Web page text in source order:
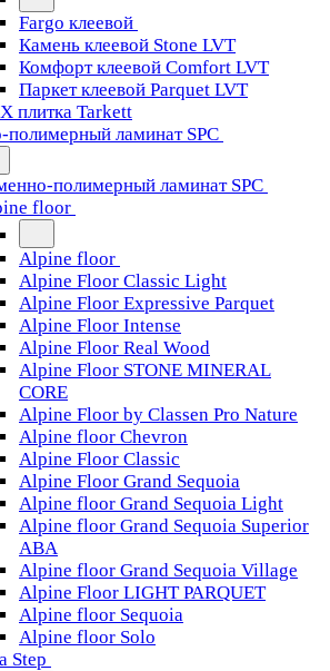
Fargo клеевой
Камень клеевой Stone LVT
Комфорт клеевой Comfort LVT
Паркет клеевой Parquet LVT
плитка Tarkett
ламинат SPC
полимерный ламинат SPC
floor
Alpine floor
Alpine Floor Classic Light
Alpine Floor Expressive Parquet
Alpine Floor Intense
Alpine Floor Real Wood
Alpine Floor STONE MINERAL
CORE
Alpine Floor by Classen Pro Nature
Alpine floor Chevron
Alpine Floor Classic
Alpine Floor Grand Sequoia
Alpine floor Grand Sequoia Light
Alpine floor Grand Sequoia Superior
ABA
Alpine floor Grand Sequoia Village
Alpine Floor LIGHT PARQUET
Alpine floor Sequoia
Alpine floor Solo
Step